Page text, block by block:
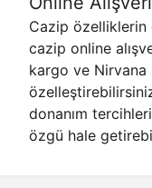
Cazip özelliklerin
cazip online
kargo ve Nirvana
donanım
özgü hale